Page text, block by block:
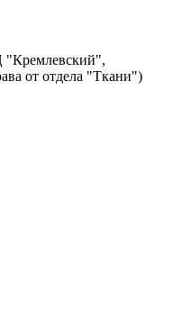
"Кремлевский",
от отдела "Ткани")